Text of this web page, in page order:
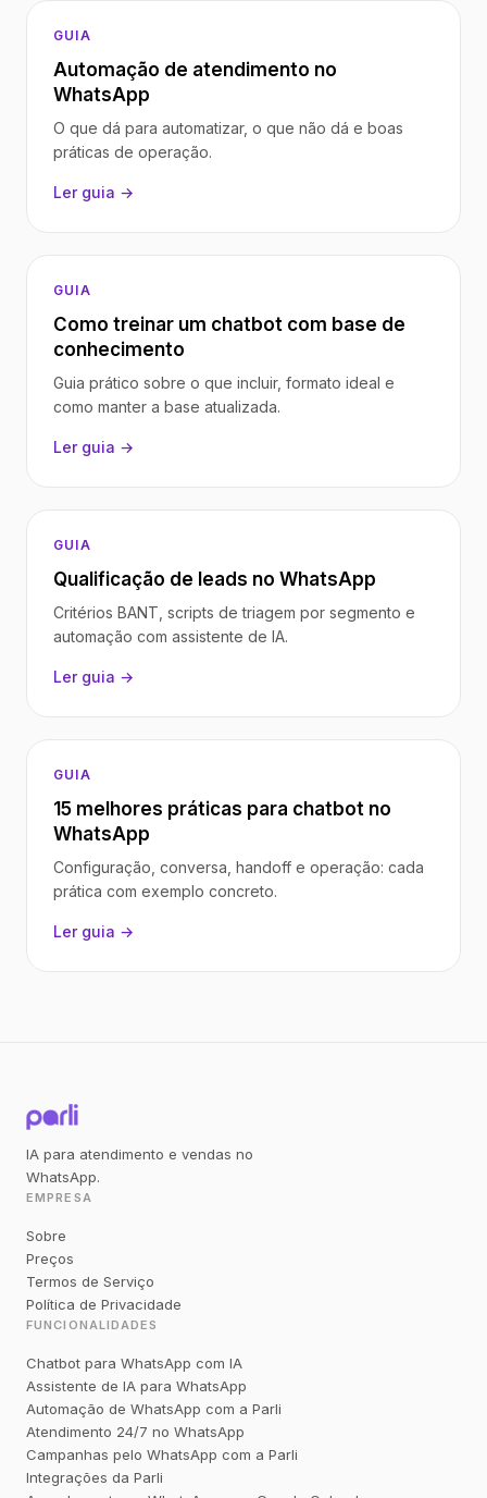
GUIA
Automação de atendimento no
WhatsApp
O que dá para automatizar, o que não dá e boas
práticas de operação.
Ler guia →
GUIA
Como treinar um chatbot com base de
conhecimento
Guia prático sobre o que incluir, formato ideal e
como manter a base atualizada.
Ler guia →
GUIA
Qualificação de leads no WhatsApp
Critérios BANT, scripts de triagem por segmento e
automação com assistente de IA.
Ler guia →
GUIA
15 melhores práticas para chatbot no
WhatsApp
Configuração, conversa, handoff e operação: cada
prática com exemplo concreto.
Ler guia →
IA para atendimento e vendas no
WhatsApp.
EMPRESA
Sobre
Preços
Termos de Serviço
Política de Privacidade
FUNCIONALIDADES
Chatbot para WhatsApp com IA
Assistente de IA para WhatsApp
Automação de WhatsApp com a Parli
Atendimento 24/7 no WhatsApp
Campanhas pelo WhatsApp com a Parli
Integrações da Parli